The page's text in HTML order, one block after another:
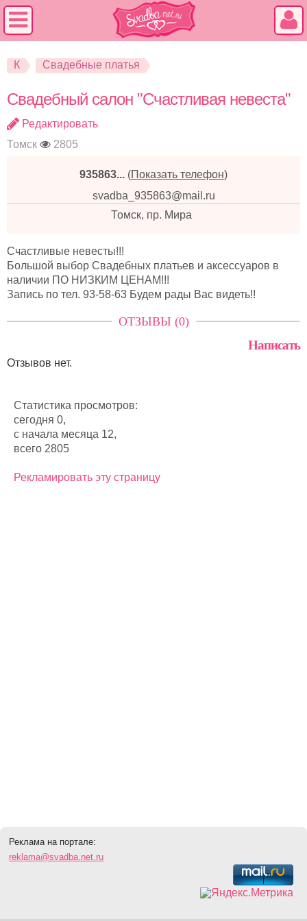
К Свадебные платья
Свадебный салон "Счастливая невеста"
Редактировать
Томск
2805
935863... (Показать телефон)
svadba_935863@mail.ru
Томск, пр. Мира
Cчастливые невесты!!!
Большой выбор Свадебных платьев и аксессуаров в
наличии ПО НИЗКИМ ЦЕНАМ!!!
Запись по тел. 93-58-63 Будем рады Вас видеть!!
ОТЗЫВЫ (0)
Написать
Отзывов нет.
Статистика просмотров:
сегодня 0,
с начала месяца 12,
всего 2805
Рекламировать эту страницу
Реклама на портале:
reklama@svadba.net.ru